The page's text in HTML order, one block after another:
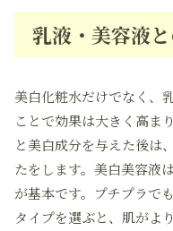
乳液・美容液
美白化粧水だけでなく、
ことで効果は大きく高ま
と美白成分を与えた後は
たをします。美白美容液
が基本です。プチプラで
タイプを選ぶと、肌がよ